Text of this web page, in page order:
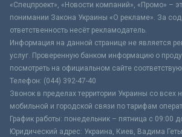
«Спецпроект», «Новости компаний», «Промо» –
понимании Закона Украины «О рекламе». За
ответственность несёт рекламодатель.
Информация на данной странице не является
услуг. Проверенную банком информацию о
посмотреть на официальном сайте
Телефон: (044) 392-47-40
Звонок в пределах территории Украины со всех
мобильной и городской связи по тарифам
График работы: понедельник – пятница с 09:00
Юридический адрес: Украина, Киев, Вадима